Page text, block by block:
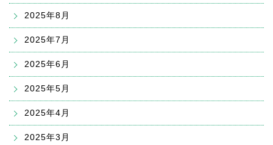
2025年8月
2025年7月
2025年6月
2025年5月
2025年4月
2025年3月